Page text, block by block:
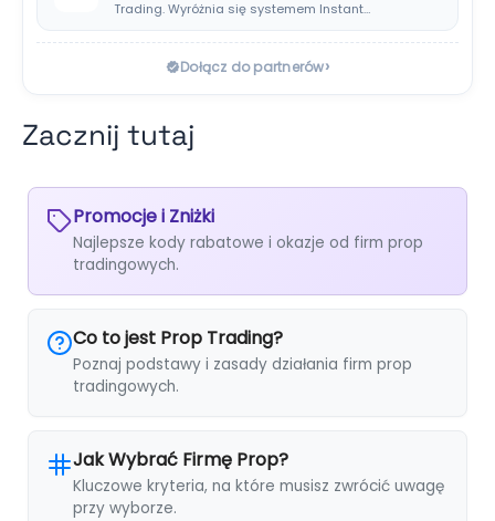
Trading. Wyróżnia się systemem Instant
Dołącz do partnerów›
Zacznij tutaj
Promocje i Zniżki
Najlepsze kody rabatowe i okazje od firm prop
tradingowych.
Co to jest Prop Trading?
Poznaj podstawy i zasady działania firm prop
tradingowych.
Jak Wybrać Firmę Prop?
Kluczowe kryteria, na które musisz zwrócić uwagę
przy wyborze.